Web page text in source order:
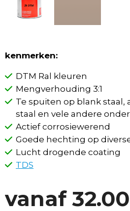
kenmerken:
DTM Ral kleuren
Mengverhouding 3:1
Te spuiten op blank
staal en vele andere
Actief corrosiewerend
Goede hechting op
Lucht drogende coating
TDS
vanaf32.00